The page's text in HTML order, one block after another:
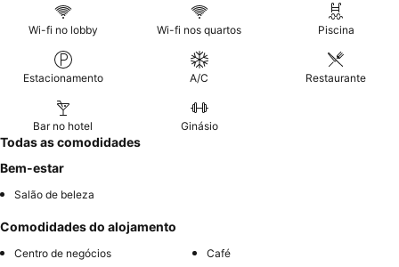
Wi-fi no lobby Wi-fi nos quartos Piscina
Estacionamento A/C Restaurante
Bar no hotel Ginásio
Todas as comodidades
Bem-estar
Salão de beleza
Comodidades do alojamento
Centro de negócios
Café